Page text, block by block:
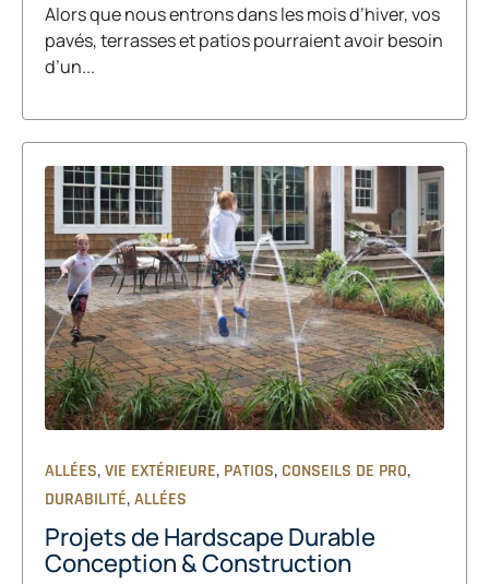
Alors que nous entrons dans les mois d’hiver, vos
pavés, terrasses et patios pourraient avoir besoin
d’un...
ALLÉES,VIE EXTÉRIEURE, PATIOS, CONSEILS DE PRO,
DURABILITÉ,ALLÉES
Projets de Hardscape Durable
Conception & Construction